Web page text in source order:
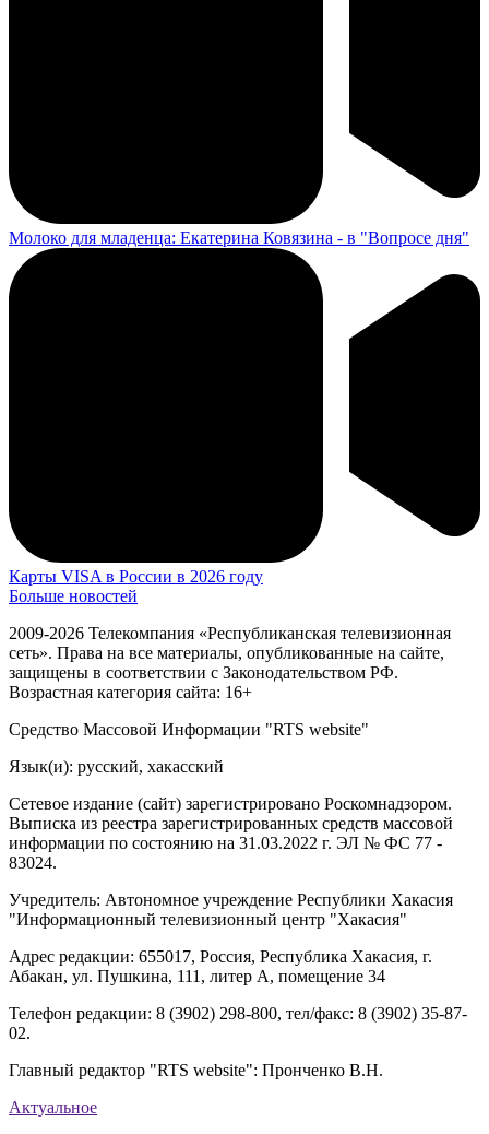
Молоко для младенца: Екатерина Ковязина - в "Вопросе дня"
Карты VISA в России в 2026 году
Больше новостей
2009-2026 Телекомпания «Республиканская телевизионная
сеть». Права на все материалы, опубликованные на сайте,
защищены в соответствии с Законодательством РФ.
Возрастная категория сайта: 16+
Средство Массовой Информации "RTS website"
Язык(и): русский, хакасский
Сетевое издание (сайт) зарегистрировано Роскомнадзором.
Выписка из реестра зарегистрированных средств массовой
информации по состоянию на 31.03.2022 г. ЭЛ № ФС 77 -
83024.
Учредитель: Автономное учреждение Республики Хакасия
"Информационный телевизионный центр "Хакасия"
Адрес редакции: 655017, Россия, Республика Хакасия, г.
Абакан, ул. Пушкина, 111, литер А, помещение 34
Телефон редакции: 8 (3902) 298-800, тел/факс: 8 (3902) 35-87-
02.
Главный редактор "RTS website": Пронченко В.Н.
Актуальное